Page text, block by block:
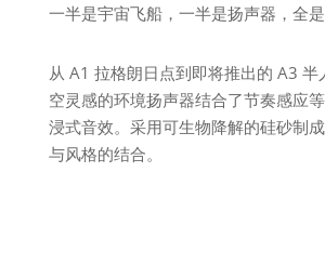
一半是宇宙飞船，一半是扬声器，全是
从 A1 拉格朗日点到即将推出的 A3 半
空灵感的环境扬声器结合了节奏感应
浸式音效。采用可生物降解的硅砂制
与风格的结合。